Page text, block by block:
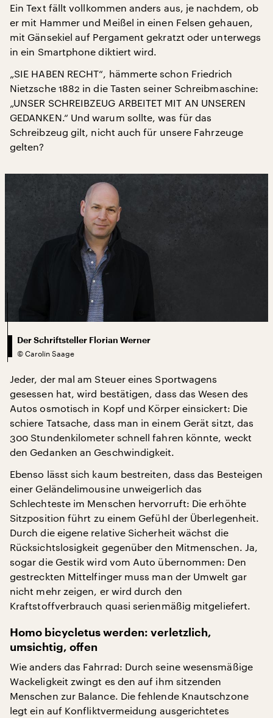
Ein Text fällt vollkommen anders aus, je nachdem, ob
er mit Hammer und Meißel in einen Felsen gehauen,
mit Gänsekiel auf Pergament gekratzt oder unterwegs
in ein Smartphone diktiert wird.
„SIE HABEN RECHT“, hämmerte schon Friedrich
Nietzsche 1882 in die Tasten seiner Schreibmaschine:
„UNSER SCHREIBZEUG ARBEITET MIT AN UNSEREN
GEDANKEN.“ Und warum sollte, was für das
Schreibzeug gilt, nicht auch für unsere Fahrzeuge
gelten?
Der Schriftsteller Florian Werner
© Carolin Saage
Jeder, der mal am Steuer eines Sportwagens
gesessen hat, wird bestätigen, dass das Wesen des
Autos osmotisch in Kopf und Körper einsickert: Die
schiere Tatsache, dass man in einem Gerät sitzt, das
300 Stundenkilometer schnell fahren könnte, weckt
den Gedanken an Geschwindigkeit.
Ebenso lässt sich kaum bestreiten, dass das Besteigen
einer Geländelimousine unweigerlich das
Schlechteste im Menschen hervorruft: Die erhöhte
Sitzposition führt zu einem Gefühl der Überlegenheit.
Durch die eigene relative Sicherheit wächst die
Rücksichtslosigkeit gegenüber den Mitmenschen. Ja,
sogar die Gestik wird vom Auto übernommen: Den
gestreckten Mittelfinger muss man der Umwelt gar
nicht mehr zeigen, er wird durch den
Kraftstoffverbrauch quasi serienmäßig mitgeliefert.
Homo bicycletus werden: verletzlich,
umsichtig, offen
Wie anders das Fahrrad: Durch seine wesensmäßige
Wackeligkeit zwingt es den auf ihm sitzenden
Menschen zur Balance. Die fehlende Knautschzone
legt ein auf Konfliktvermeidung ausgerichtetes